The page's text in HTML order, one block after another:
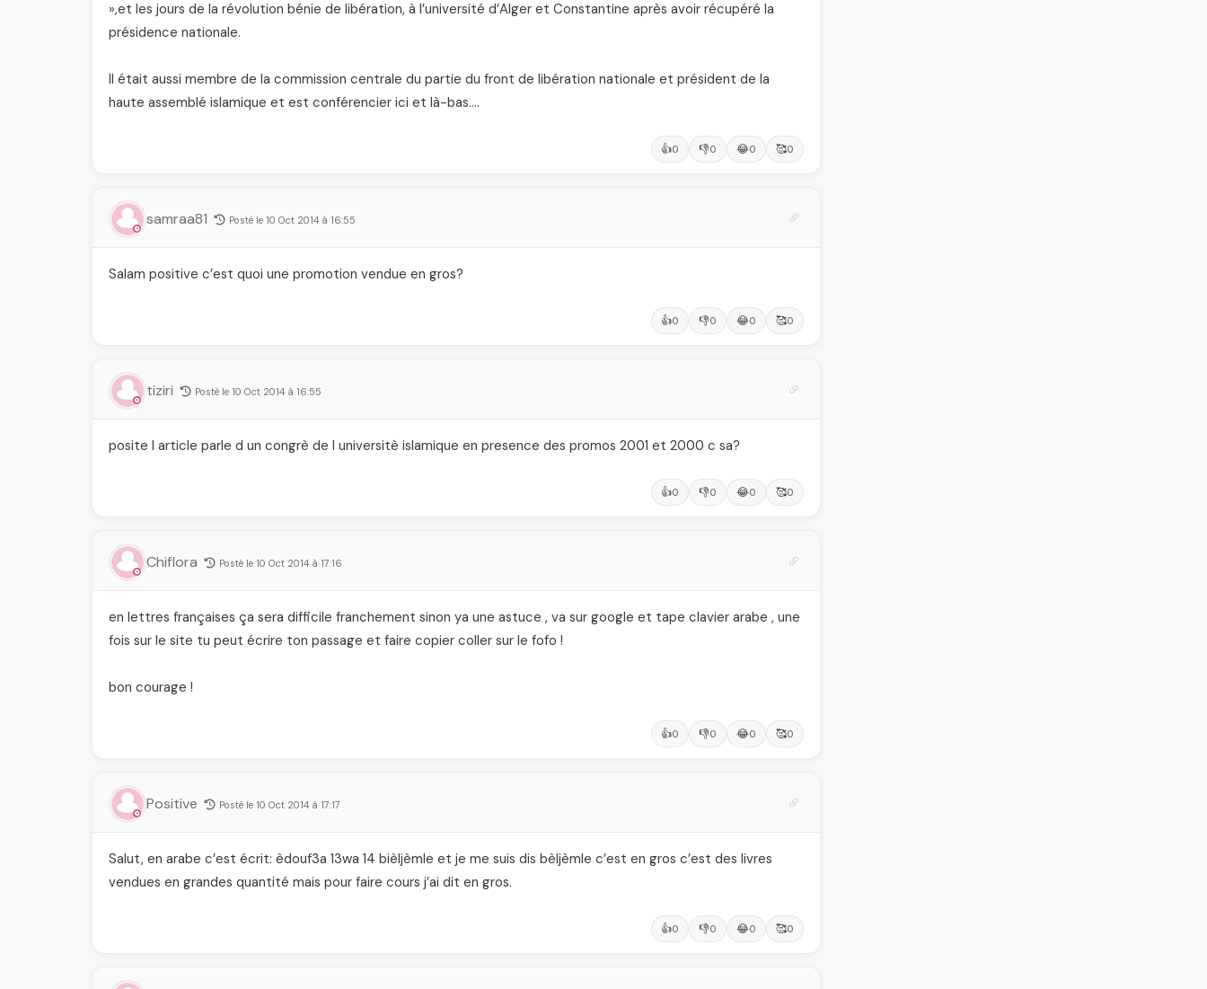
»,et les jours de la révolution bénie de libération, à l’université d’Alger et Constantine après avoir récupéré la
présidence nationale.
Il était aussi membre de la commission centrale du partie du front de libération nationale et président de la
haute assemblé islamique et est conférencier ici et là-bas….
👍0 👎0 😂0 🥰0
samraa81 Posté le 10 Oct 2014 à 16:55
Salam positive c’est quoi une promotion vendue en gros?
👍0 👎0 😂0 🥰0
tiziri Posté le 10 Oct 2014 à 16:55
posite l article parle d un congrè de l universitè islamique en presence des promos 2001 et 2000 c sa?
👍0 👎0 😂0 🥰0
Chiflora Posté le 10 Oct 2014 à 17:16
en lettres françaises ça sera difficile franchement sinon ya une astuce , va sur google et tape clavier arabe , une
fois sur le site tu peut écrire ton passage et faire copier coller sur le fofo !
bon courage !
👍0 👎0 😂0 🥰0
Positive Posté le 10 Oct 2014 à 17:17
Salut, en arabe c’est écrit: èdouf3a 13wa 14 bièljèmle et je me suis dis bèljèmle c’est en gros c’est des livres
vendues en grandes quantité mais pour faire cours j’ai dit en gros.
👍0 👎0 😂0 🥰0